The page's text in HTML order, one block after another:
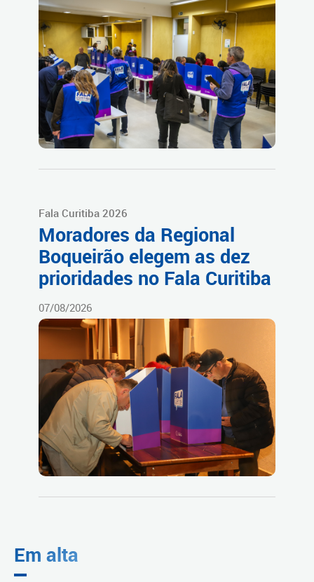
Fala Curitiba 2026
Moradores da Regional
Boqueirão elegem as dez
prioridades no Fala Curitiba
07/08/2026
Em alta